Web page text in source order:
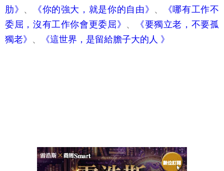
肋》 、 《你的強大，就是你的自由》 、
《哪有工作不
委屈，沒有工作你會更委屈》 、
《要獨立老，不要孤
獨老》 、 《這世界，是留給膽子大的人 》